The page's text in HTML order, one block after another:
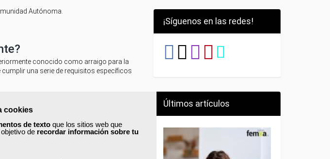
cookies
de texto que los sitios web que
de recordar información sobre tu
Autónoma.
conocido como arraigo para la
cumplir una serie de requisitos específicos
oficialmente en España
a la obtención de una cualificación
de Ocupaciones de Difícil Coberturao
reglada, entre ellas:
¡Síguenos en las redes!
Últimos artículos